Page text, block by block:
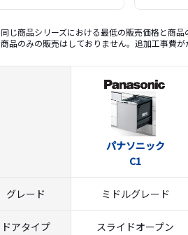
同じ商品シリーズにおける最低の販売価格と商
商品のみの販売はしておりません。追加工事費が
パナソニック
C1
グレード ミドルグレード
ドアタイプ スライドオープン